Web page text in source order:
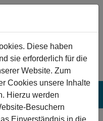
Diese haben
sie erforderlich für die
Website. Zum
Cookies unsere Inhalte
Hierzu werden
Besuchern
Einverständnis in die